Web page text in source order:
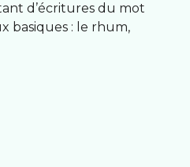
d’écritures du mot
basiques : le rhum,